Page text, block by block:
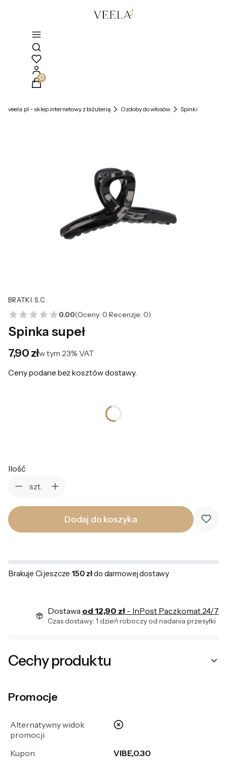
Otwórz wyszukiwarkę
Produkty w koszyku: 0. Zobacz szczegóły
veela.pl - sklep internetowy z biżuterią Ozdoby do włosów Spinki
BRATKI S.C.
0.00(Oceny: 0 Recenzje: 0)
Spinka supeł
Cena
7,90 złw tym 23% VAT
w tym 23% VAT
Ceny podane bez kosztów dostawy.
Ilość
szt.
Dodaj do koszyka
Brakuje Ci jeszcze 150 złdo darmowej dostawy
Dostawa od 12,90 zł - InPost Paczkomat 24/7
Czas dostawy: 1 dzień roboczy od nadania przesyłki
Cechy produktu
Promocje
Alternatywny widok
promocji
nie
Kupon VIBE,0.30